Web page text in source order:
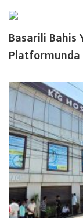
Basarili Bahis
Platformunda